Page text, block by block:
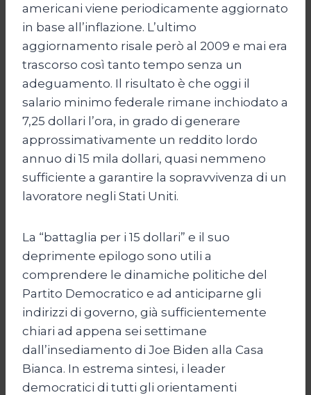
americani viene periodicamente aggiornato
in base all’inflazione. L’ultimo
aggiornamento risale però al 2009 e mai era
trascorso così tanto tempo senza un
adeguamento. Il risultato è che oggi il
salario minimo federale rimane inchiodato a
7,25 dollari l’ora, in grado di generare
approssimativamente un reddito lordo
annuo di 15 mila dollari, quasi nemmeno
sufficiente a garantire la sopravvivenza di un
lavoratore negli Stati Uniti.
La “battaglia per i 15 dollari” e il suo
deprimente epilogo sono utili a
comprendere le dinamiche politiche del
Partito Democratico e ad anticiparne gli
indirizzi di governo, già sufficientemente
chiari ad appena sei settimane
dall’insediamento di Joe Biden alla Casa
Bianca. In estrema sintesi, i leader
democratici di tutti gli orientamenti